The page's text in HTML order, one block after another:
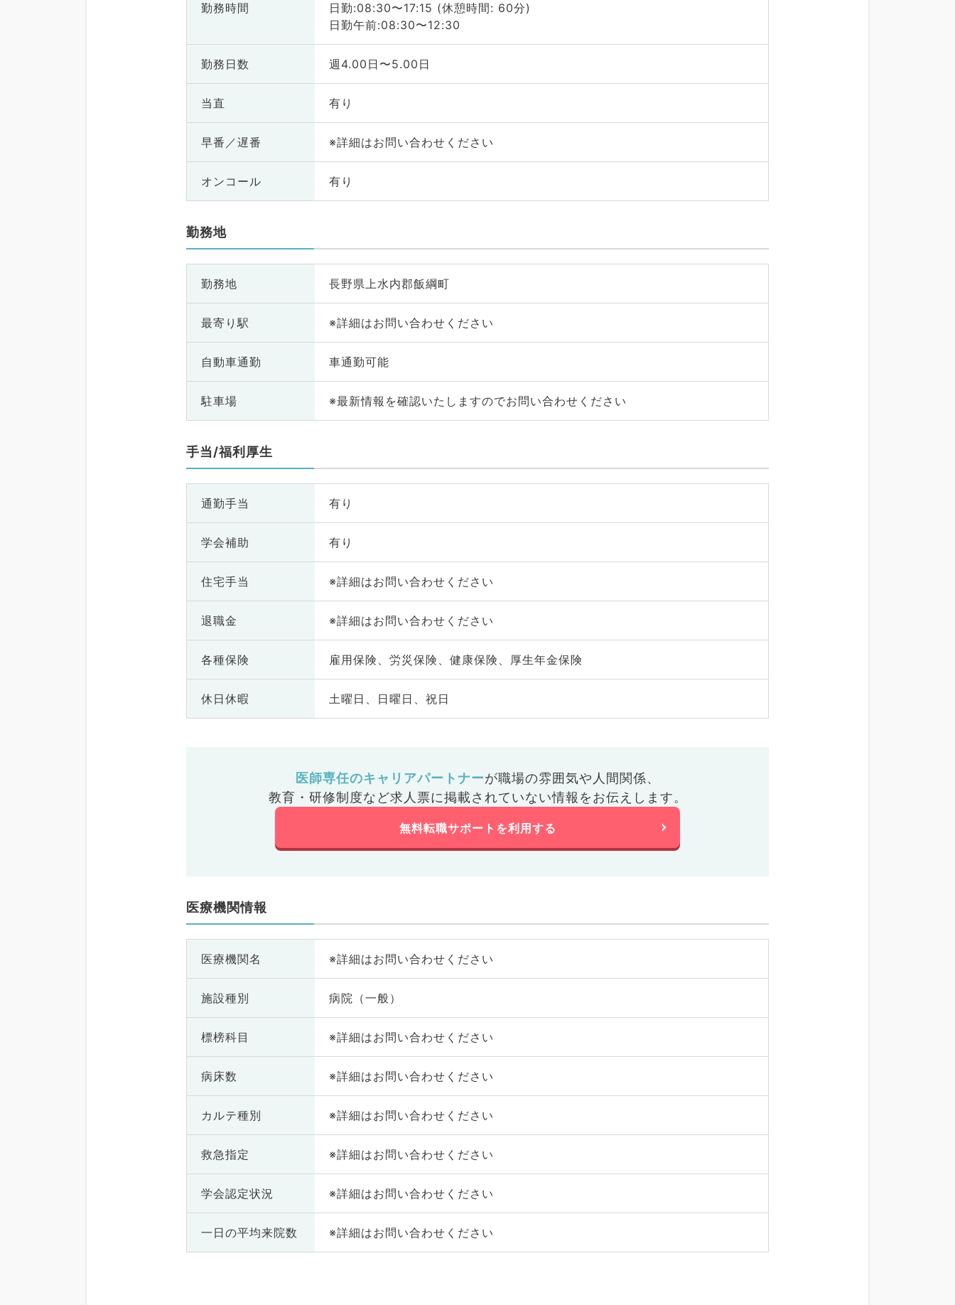
勤務時間
日勤:08:30〜17:15 (休憩時間: 60分)
日勤午前:08:30〜12:30
勤務日数 週4.00日〜5.00日
当直 有り
早番／遅番 ※詳細はお問い合わせください
オンコール 有り
勤務地
勤務地 長野県上水内郡飯綱町
最寄り駅 ※詳細はお問い合わせください
自動車通勤 車通勤可能
駐車場 ※最新情報を確認いたしますのでお問い合わせください
手当/福利厚生
通勤手当 有り
学会補助 有り
住宅手当 ※詳細はお問い合わせください
退職金 ※詳細はお問い合わせください
各種保険 雇用保険、労災保険、健康保険、厚生年金保険
休日休暇 土曜日、日曜日、祝日
医師専任のキャリアパートナーが職場の雰囲気や人間関係、
教育・研修制度など求人票に掲載されていない情報をお伝えします。
無料転職サポートを利用する
医療機関情報
医療機関名 ※詳細はお問い合わせください
施設種別 病院（一般）
標榜科目 ※詳細はお問い合わせください
病床数 ※詳細はお問い合わせください
カルテ種別 ※詳細はお問い合わせください
救急指定 ※詳細はお問い合わせください
学会認定状況 ※詳細はお問い合わせください
一日の平均来院数 ※詳細はお問い合わせください